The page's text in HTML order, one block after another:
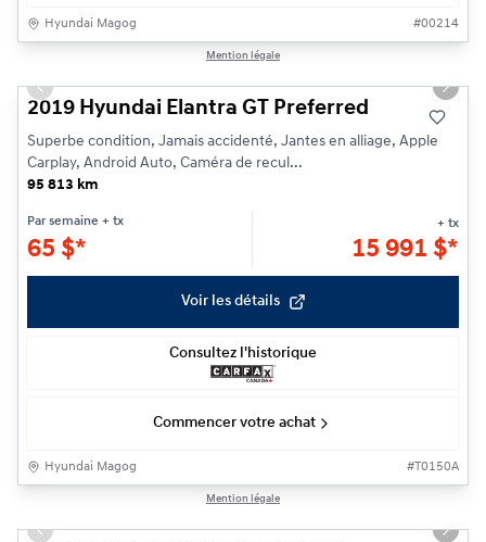
Hyundai Magog #00214
Mention légale
Previous slide Next
2019 Hyundai Elantra GT Preferred
Superbe condition, Jamais accidenté, Jantes en alliage, Apple
Carplay, Android Auto, Caméra de recul...
95 813 km
Par semaine + tx
65 $*
+ tx
15 991 $*
Voir les détails
Consultez l'historique
Commencer votre achat
Hyundai Magog #T0150A
Mention légale